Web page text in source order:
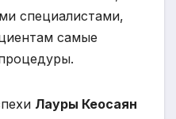
специалистами,
самые
Лауры Кеосаян